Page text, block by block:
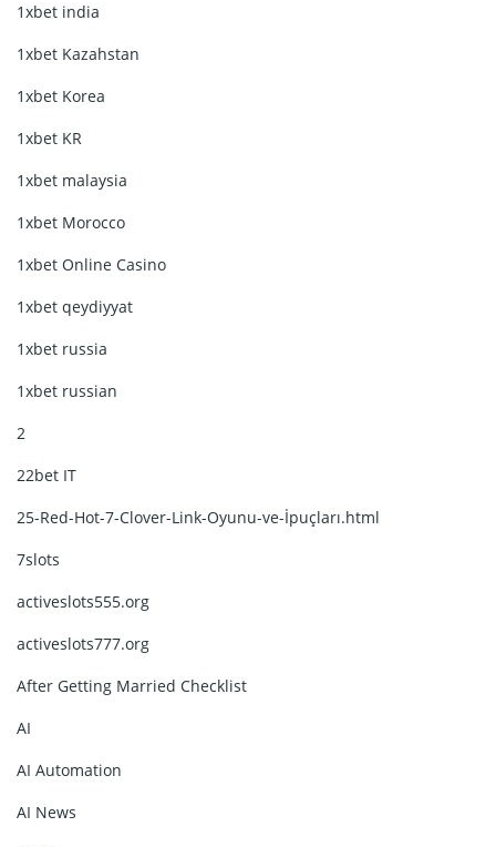
1xbet india
1xbet Kazahstan
1xbet Korea
1xbet KR
1xbet malaysia
1xbet Morocco
1xbet Online Casino
1xbet qeydiyyat
1xbet russia
1xbet russian
2
22bet IT
25-Red-Hot-7-Clover-Link-Oyunu-ve-İpuçları.html
7slots
activeslots555.org
activeslots777.org
After Getting Married Checklist
AI
AI Automation
AI News